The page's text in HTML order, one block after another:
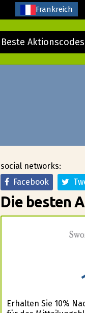
Beste Aktionscodes
Frankreich
social networks:
Facebook
Die besten
Erhalten Sie 10%